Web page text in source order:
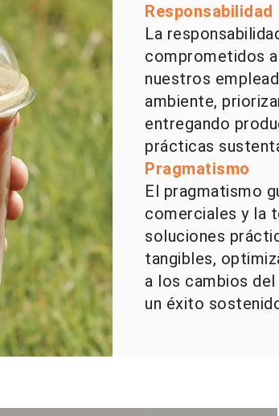
Responsabilidad
La
comprometidos
nuestros
ambiente,
entregando
prácticas
Pragmatismo
El pragmatismo
comerciales y la
soluciones
tangibles,
a los cambios
un éxito